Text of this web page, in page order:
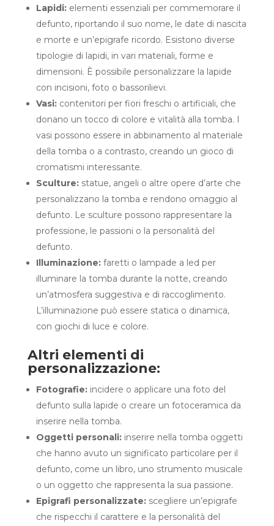
Lapidi:elementi essenziali per commemorare il
defunto, riportando il suo nome, le date di nascita
e morte e un’epigrafe ricordo. Esistono diverse
tipologie di lapidi, in vari materiali, forme e
dimensioni. È possibile personalizzare la lapide
con incisioni, foto o bassorilievi.
Vasi:contenitori per fiori freschi o artificiali, che
donano un tocco di colore e vitalità alla tomba. I
vasi possono essere in abbinamento al materiale
della tomba o a contrasto, creando un gioco di
cromatismi interessante.
Sculture:statue, angeli o altre opere d’arte che
personalizzano la tomba e rendono omaggio al
defunto. Le sculture possono rappresentare la
professione, le passioni o la personalità del
defunto.
Illuminazione:faretti o lampade a led per
illuminare la tomba durante la notte, creando
un’atmosfera suggestiva e di raccoglimento.
L’illuminazione può essere statica o dinamica,
con giochi di luce e colore.
Altri elementi di
personalizzazione:
Fotografie:incidere o applicare una foto del
defunto sulla lapide o creare un fotoceramica da
inserire nella tomba.
Oggetti personali:inserire nella tomba oggetti
che hanno avuto un significato particolare per il
defunto, come un libro, uno strumento musicale
o un oggetto che rappresenta la sua passione.
Epigrafi personalizzate:scegliere un’epigrafe
che rispecchi il carattere e la personalità del